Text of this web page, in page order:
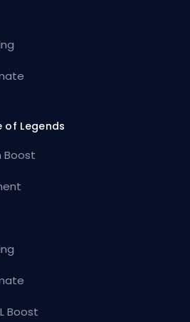
of Legends
Boost
Boost